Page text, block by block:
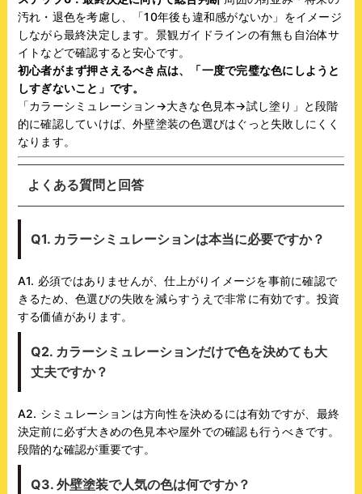
汚れ・退色を考慮し、「10年後も違和感がないか」をイメージ
しながら最終決定します。景観ガイドラインの有無も自治体サ
イトなどで確認すると安心です。
初心者がまず押さえるべき点は、「一度で完璧な色にしようと
しすぎないこと」です。
「カラーシミュレーション→大きな色見本→試し塗り」と段階
的に確認していけば、外壁塗装の色選びはぐっと失敗しにくく
なります。
よくある質問と回答
Q1. カラーシミュレーションは本当に必要ですか？
A1. 必須ではありませんが、仕上がりイメージを事前に確認で
きるため、色選びの失敗を減らすうえで非常に有効です。投資
する価値があります。
Q2. カラーシミュレーションだけで色を決めても大
丈夫ですか？
A2. シミュレーションは方向性を決めるには有効ですが、最終
決定前に必ず大きめの色見本や屋外での確認も行うべきです。
段階的な確認が重要です。
Q3. 外壁塗装で人気の色は何ですか？